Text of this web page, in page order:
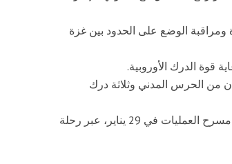
الوضع على الحدود بين غزة
إيطاليا بعدد 7 من قوات الكارابينيري، إلى جانب 10 إسبان من الحرس المدني وثلاثة درك
ونقل رجال الدرك العشرين، الذين تجمعوا في فيتشنزا في 27 يناير، إلى مسرح العمليات في 29 يناير، عبر رحلة